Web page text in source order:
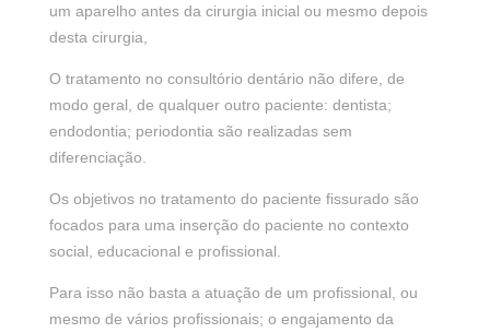
um aparelho antes da cirurgia inicial ou mesmo depois
desta cirurgia,
O tratamento no consultório dentário não difere, de
modo geral, de qualquer outro paciente: dentista;
endodontia; periodontia são realizadas sem
diferenciação.
Os objetivos no tratamento do paciente fissurado são
focados para uma inserção do paciente no contexto
social, educacional e profissional.
Para isso não basta a atuação de um profissional, ou
mesmo de vários profissionais; o engajamento da